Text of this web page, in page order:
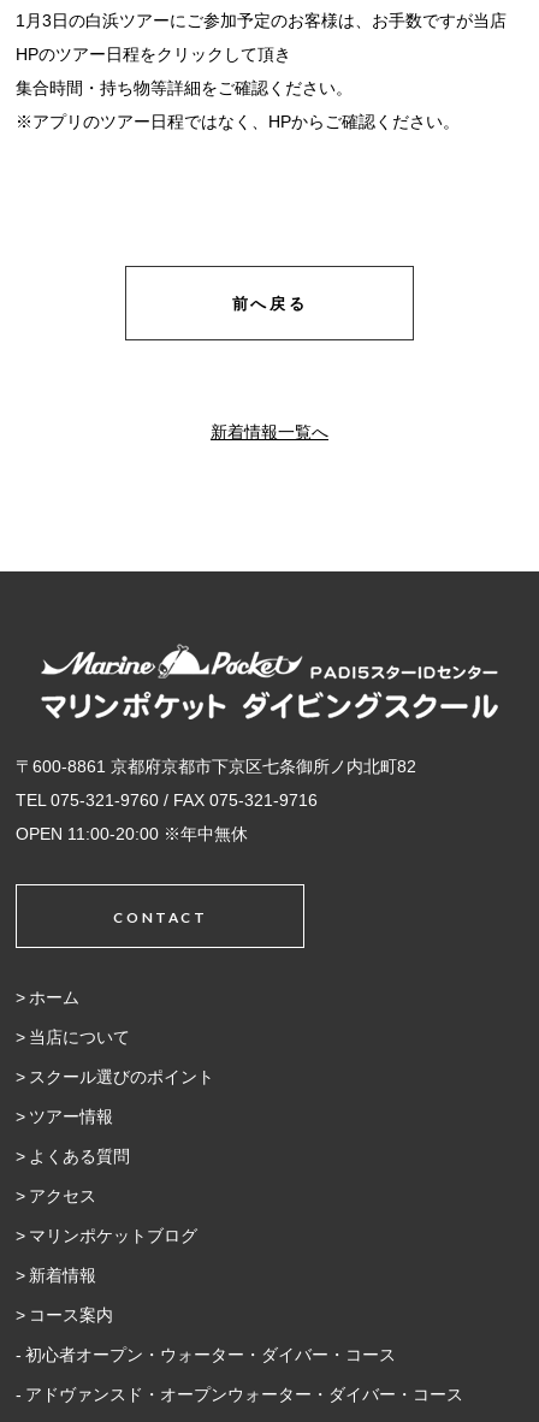
1月3日の白浜ツアーにご参加予定のお客様は、お手数ですが当店
HPのツアー日程をクリックして頂き
集合時間・持ち物等詳細をご確認ください。
※アプリのツアー日程ではなく、HPからご確認ください。
前へ戻る
新着情報一覧へ
〒600-8861 京都府京都市下京区七条御所ノ内北町82
TEL 075-321-9760 / FAX 075-321-9716
OPEN 11:00-20:00 ※年中無休
CONTACT
ホーム
当店について
スクール選びのポイント
ツアー情報
よくある質問
アクセス
マリンポケットブログ
新着情報
コース案内
初心者オープン・ウォーター・ダイバー・コース
アドヴァンスド・オープンウォーター・ダイバー・コース